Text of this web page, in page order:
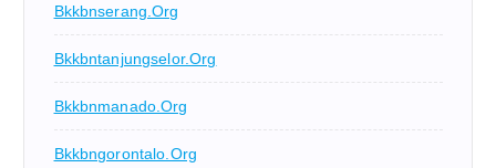
Bkkbnserang.org
Bkkbntanjungselor.org
Bkkbnmanado.org
Bkkbngorontalo.org